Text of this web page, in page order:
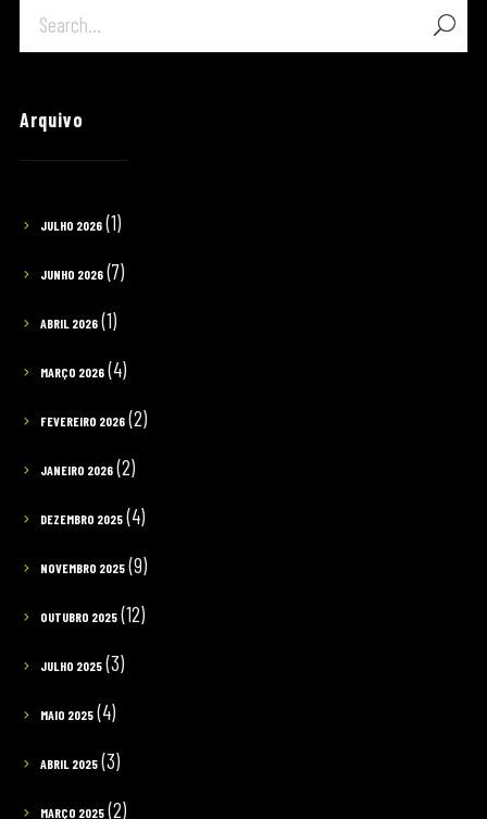
Arquivo
JULHO 2026(1)
JUNHO 2026(7)
ABRIL 2026(1)
MARÇO 2026(4)
FEVEREIRO 2026(2)
JANEIRO 2026(2)
DEZEMBRO 2025(4)
NOVEMBRO 2025(9)
OUTUBRO 2025(12)
JULHO 2025(3)
MAIO 2025(4)
ABRIL 2025(3)
MARÇO 2025(2)